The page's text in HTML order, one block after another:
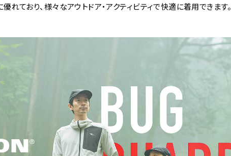
れており、様々なアウトドア・アクティビティで快適に着用できます。